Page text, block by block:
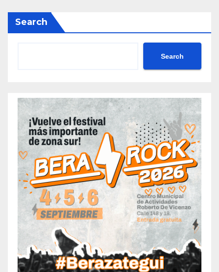
Search
Search